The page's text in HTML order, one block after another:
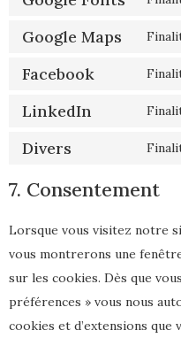
Google Maps
Facebook
LinkedIn
Divers
7. Consentement
Lorsque vous visitez notre
vous montrerons une
sur les cookies. Dès que
préférences » vous nous
cookies et d’extensions que